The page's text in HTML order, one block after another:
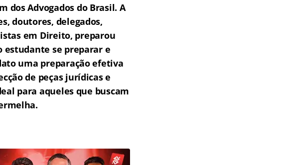
dos Advogados do Brasil. A
doutores, delegados,
em Direito, preparou
estudante se preparar e
uma preparação efetiva
de peças jurídicas e
para aqueles que buscam